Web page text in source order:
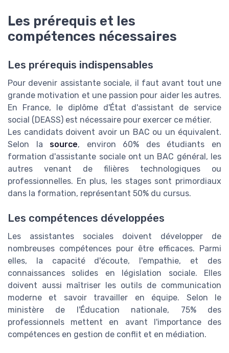
Les prérequis et les
compétences nécessaires
Les prérequis indispensables
Pour devenir assistante sociale, il faut avant tout une
grande motivation et une passion pour aider les autres.
En France, le diplôme d'État d'assistant de service
social (DEASS) est nécessaire pour exercer ce métier.
Les candidats doivent avoir un BAC ou un équivalent.
Selon la source, environ 60% des étudiants en
formation d'assistante sociale ont un BAC général, les
autres venant de filières technologiques ou
professionnelles. En plus, les stages sont primordiaux
dans la formation, représentant 50% du cursus.
Les compétences développées
Les assistantes sociales doivent développer de
nombreuses compétences pour être efficaces. Parmi
elles, la capacité d'écoute, l'empathie, et des
connaissances solides en législation sociale. Elles
doivent aussi maîtriser les outils de communication
moderne et savoir travailler en équipe. Selon le
ministère de l'Éducation nationale, 75% des
professionnels mettent en avant l'importance des
compétences en gestion de conflit et en médiation.